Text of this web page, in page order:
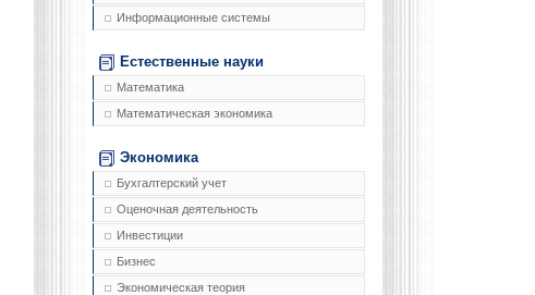
Информационные системы
Естественные науки
Математика
Математическая экономика
Экономика
Бухгалтерский учет
Оценочная деятельность
Инвестиции
Бизнес
Экономическая теория